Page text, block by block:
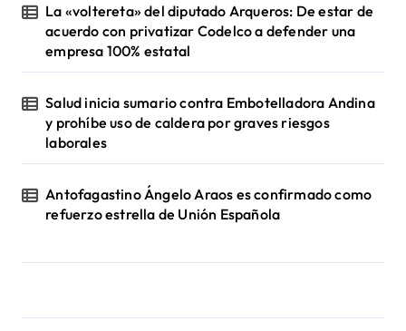
La «voltereta» del diputado Arqueros: De estar de
acuerdo con privatizar Codelco a defender una
empresa 100% estatal
Salud inicia sumario contra Embotelladora Andina
y prohíbe uso de caldera por graves riesgos
laborales
Antofagastino Ángelo Araos es confirmado como
refuerzo estrella de Unión Española